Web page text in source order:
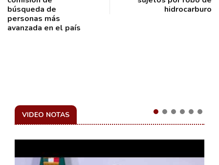
búsqueda de
personas más
avanzada en el país
hidrocarburo
VIDEO NOTAS